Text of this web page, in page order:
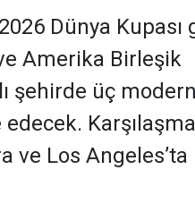
Dünya Kupası
Amerika Birleşik
şehirde üç modern
ve Los Angeles’ta